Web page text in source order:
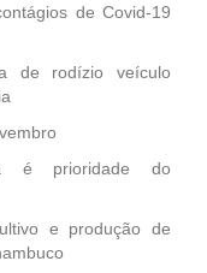
de Covid-19
de rodízio veículo
é prioridade do
e produção de